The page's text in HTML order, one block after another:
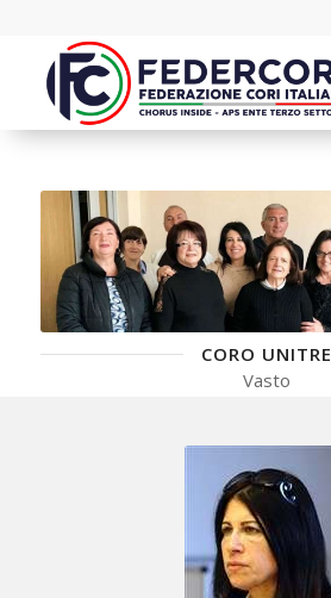
CORO UNITRE
Vasto